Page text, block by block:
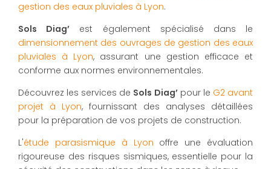
gestion des eaux pluviales à Lyon.
Sols Diag’ est également spécialisé dans le
dimensionnement des ouvrages de gestion des eaux
pluviales à Lyon, assurant une gestion efficace et
conforme aux normes environnementales.
Découvrez les services de Sols Diag’pour le G2 avant
projet à Lyon, fournissant des analyses détaillées
pour la préparation de vos projets de construction.
L'étude parasismique à Lyon offre une évaluation
rigoureuse des risques sismiques, essentielle pour la